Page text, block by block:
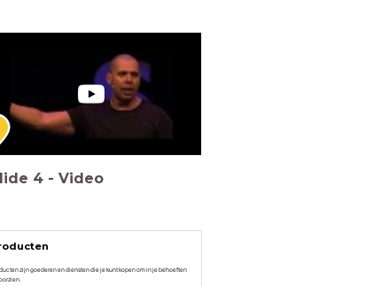
4 - Video
zijn goederen en diensten die je kunt kopen om in je behoeften